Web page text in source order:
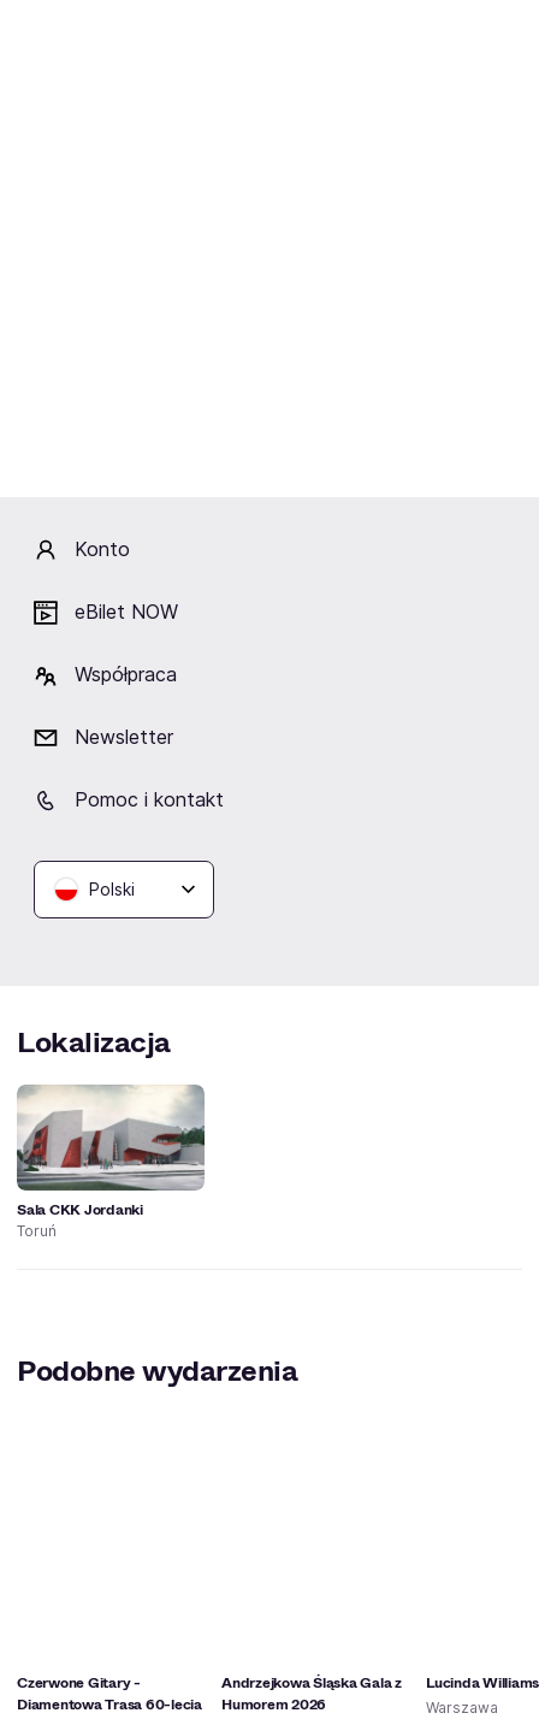
Konto
eBilet NOW
Współpraca
Newsletter
Pomoc i kontakt
Polski
swoją wrażliwość i kreatywność, aby w głowie
I nakręcić swój własny film.
Artyści
Arkadiusz
Lokalizacja
Sala CKK Jordanki
Toruń
Podobne wydarzenia
Czerwone Gitary -
Diamentowa Trasa 60-lecia
Andrzejkowa Śląska Gala z
Humorem 2026
Lucinda Williams
Warszawa